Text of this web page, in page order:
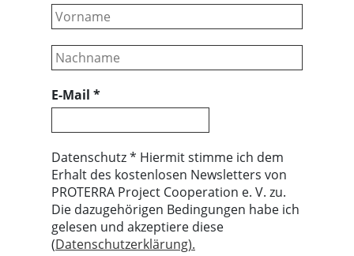
E-Mail *
Datenschutz * Hiermit stimme ich dem
Erhalt des kostenlosen Newsletters von
PROTERRA Project Cooperation e. V. zu.
Die dazugehörigen Bedingungen habe ich
gelesen und akzeptiere diese
(Datenschutzerklärung).